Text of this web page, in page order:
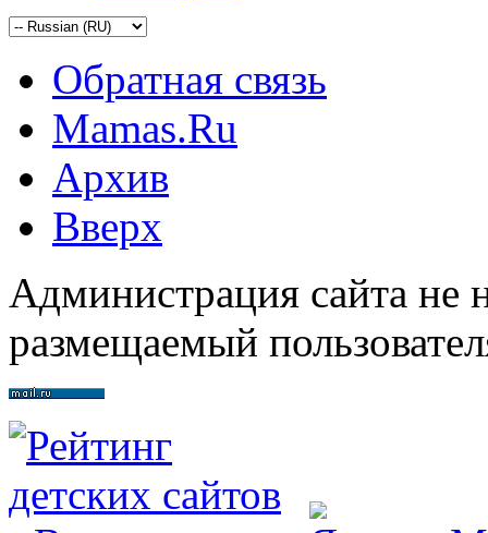
Обратная связь
Mamas.Ru
Архив
Вверх
Администрация сайта не
размещаемый